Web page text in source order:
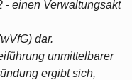
- einen Verwaltungsakt
dar.
unmittelbarer
ergibt sich,